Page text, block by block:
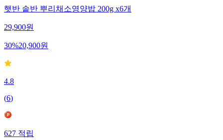
햇반 솥반 뿌리채소영양밥 200g x6개
29,900원
30%20,900원
4.8
(6)
627 적립